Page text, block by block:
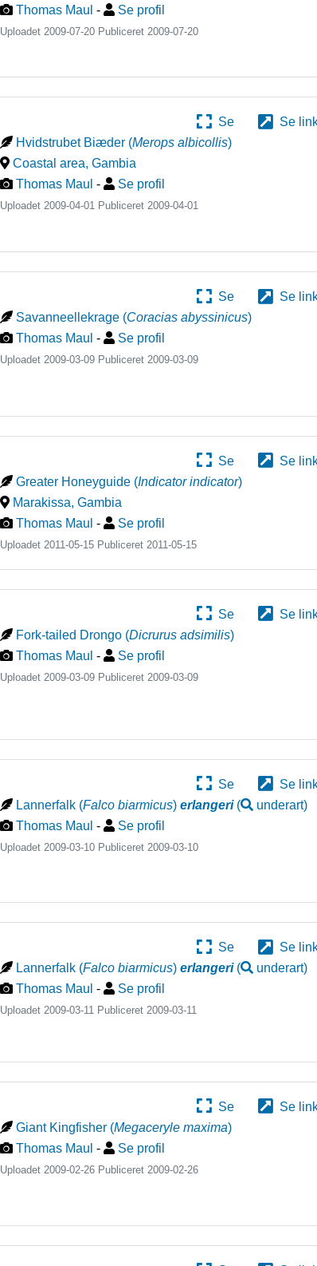
Thomas Maul - Se profil
Uploadet 2009-07-20 Publiceret2009-07-20
Se
Se
Hvidstrubet Biæder (Merops albicollis)
Coastal area,Gambia
Thomas Maul - Se profil
Uploadet 2009-04-01 Publiceret2009-04-01
Se
Se
Savanneellekrage (Coracias abyssinicus)
Thomas Maul - Se profil
Uploadet 2009-03-09 Publiceret2009-03-09
Se
Se
Greater Honeyguide (Indicator indicator)
Marakissa,Gambia
Thomas Maul - Se profil
Uploadet 2011-05-15 Publiceret 2011-05-15
Se
Se
Fork-tailed Drongo (Dicrurus adsimilis)
Thomas Maul - Se profil
Uploadet 2009-03-09 Publiceret 2009-03-09
Se
Se
Lannerfalk (Falco biarmicus)erlangeri( underart)
Thomas Maul - Se profil
Uploadet 2009-03-10 Publiceret 2009-03-10
Se
Se
Lannerfalk (Falco biarmicus)erlangeri( underart)
Thomas Maul - Se profil
Uploadet 2009-03-11 Publiceret2009-03-11
Se
Se
Giant Kingfisher (Megaceryle maxima)
Thomas Maul - Se profil
Uploadet 2009-02-26 Publiceret 2009-02-26